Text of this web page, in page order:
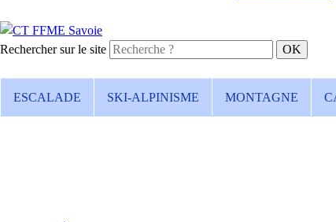
Rechercher sur le site
ESCALADE SKI-ALPINISME MONTAGNE